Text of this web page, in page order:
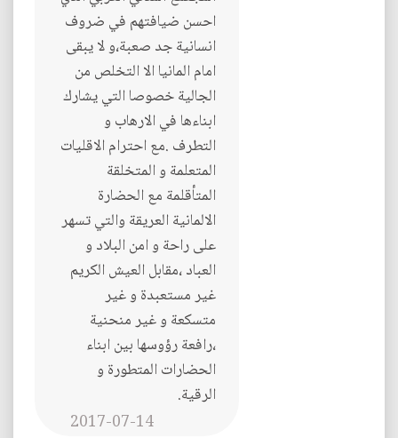
احسن ضيافتهم في ضروف
انسانية جد صعبة،و لا يبقى
امام المانيا الا التخلص من
الجالية خصوصا التي يشارك
ابناءها في الارهاب و
التطرف .مع احترام الاقليات
المتعلمة و المتخلقة
المتأقلمة مع الحضارة
الالمانية العريقة والتي تسهر
على راحة و امن البلاد و
العباد ،مقابل العيش الكريم
غير مستعبدة و غير
متسكعة و غير منحنية
،رافعة رؤوسها بين ابناء
الحضارات المتطورة و
الرقية.
2017-07-14